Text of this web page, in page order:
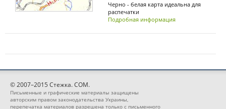
Черно - белая карта идеальна для
распечатки
Подробная информация
© 2007–2015 Стежка. COM.
Письменные и графические материалы защищены
авторским правом законодательства Украины,
перепечатка материалов разрешена только с письменного